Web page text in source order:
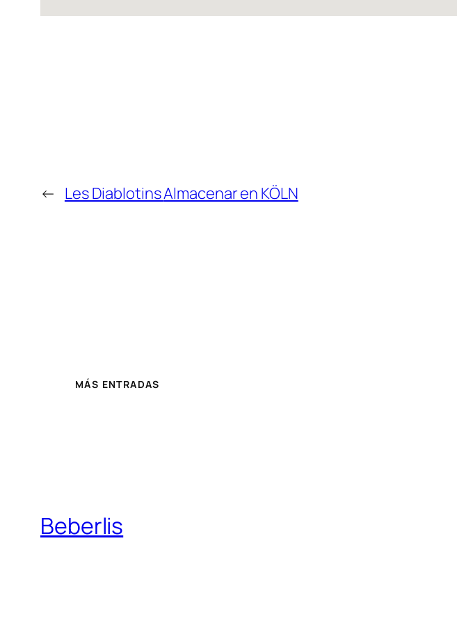
← Les DiablotinsAlmacenar en KÖLN
MÁS ENTRADAS
Beberlis